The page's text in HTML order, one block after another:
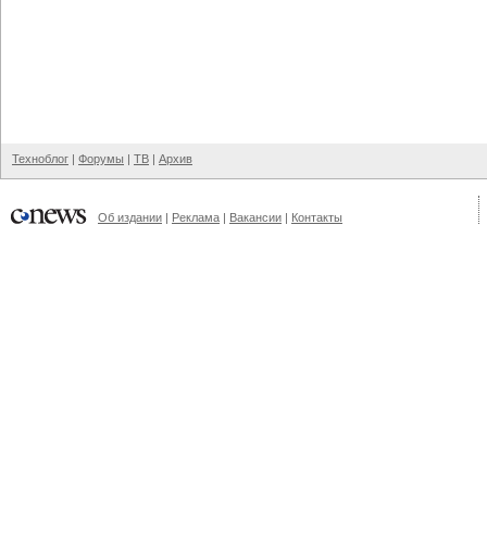
Техноблог | Форумы | ТВ | Архив
Об издании | Реклама | Вакансии | Контакты